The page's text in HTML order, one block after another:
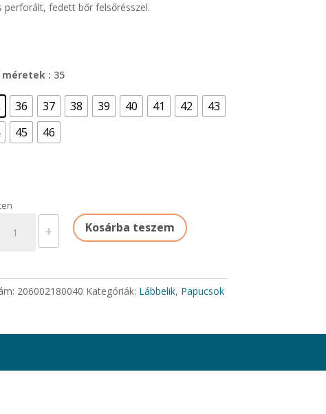
perforált, fedett bőr felsőrésszel.
méretek : 35
36 37 38 39 40 41 42
43
45 46
KLUMPA
+ Kosárba teszem
206002180040 Kategóriák: Lábbelik, Papucsok